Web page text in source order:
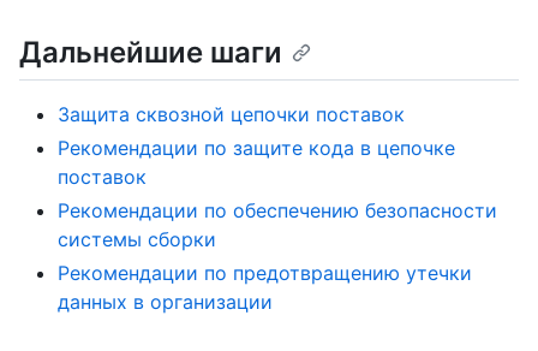
Дальнейшие шаги
Защита сквозной цепочки поставок
Рекомендации по защите кода в цепочке
поставок
Рекомендации по обеспечению безопасности
системы сборки
Рекомендации по предотвращению утечки
данных в организации